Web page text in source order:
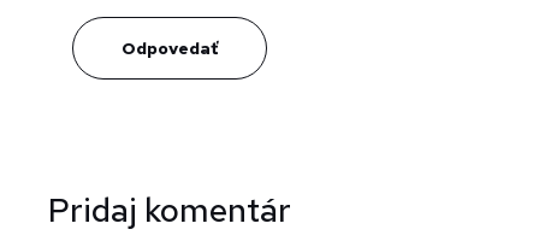
Odpovedať
Pridaj komentár